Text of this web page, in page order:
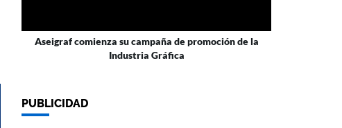
Aseigraf comienza su campaña de promoción de la
Industria Gráfica
PUBLICIDAD